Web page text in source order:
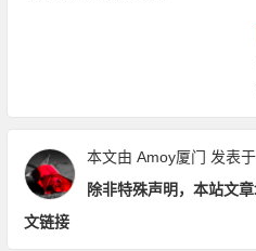
本文由 Amoy厦门 发表
除非特殊声明，本站文
文链接